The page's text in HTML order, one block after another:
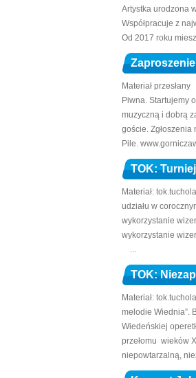
Artystka urodzona
Współpracuje z
Od 2017 roku
Materiał
Piwna. Startujemy
muzyczną i dobrą
goście.
Pile.
TOK:
Materiał:
udziału w
wykorzystanie
wykorzystanie
...
TOK:
Materiał:
melodie Wiednia”.
Wiedeńskiej
przełomu wieków
niepowtarzalną,